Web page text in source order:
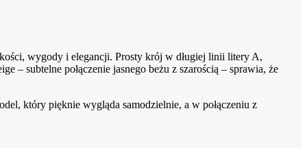
wygody i elegancji. Prosty krój w długiej linii litery A,
– subtelne połączenie jasnego beżu z szarością – sprawia, że
który pięknie wygląda samodzielnie, a w połączeniu z